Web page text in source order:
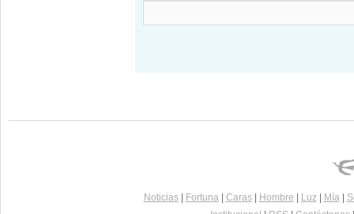
Noticias| Fortuna| Caras| Hombre Luz| Mía|